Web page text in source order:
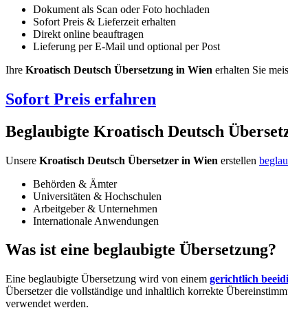
Dokument als Scan oder Foto hochladen
Sofort Preis & Lieferzeit erhalten
Direkt online beauftragen
Lieferung per E-Mail und optional per Post
Ihre Kroatisch Deutsch Übersetzung in Wien erhalten Sie
Sofort Preis erfahren
Beglaubigte Kroatisch Deutsch
Unsere Kroatisch Deutsch Übersetzer in Wien erstellen
Behörden & Ämter
Universitäten & Hochschulen
Arbeitgeber & Unternehmen
Internationale Anwendungen
Was ist eine beglaubigte Übersetzung?
Eine beglaubigte Übersetzung wird von einem gerichtlich
Übersetzer die vollständige und inhaltlich korrekte
verwendet werden.